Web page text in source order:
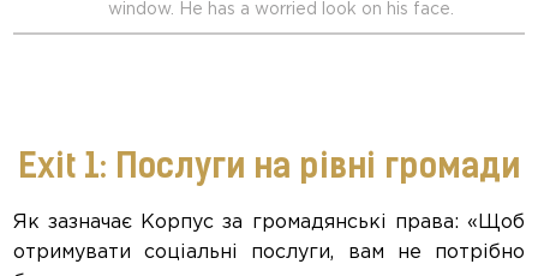
window. He has a worried look on his face.
Exit 1: Послуги на рівні громади
Як зазначає Корпус за громадянські права: «Щоб
отримувати соціальні послуги, вам не потрібно